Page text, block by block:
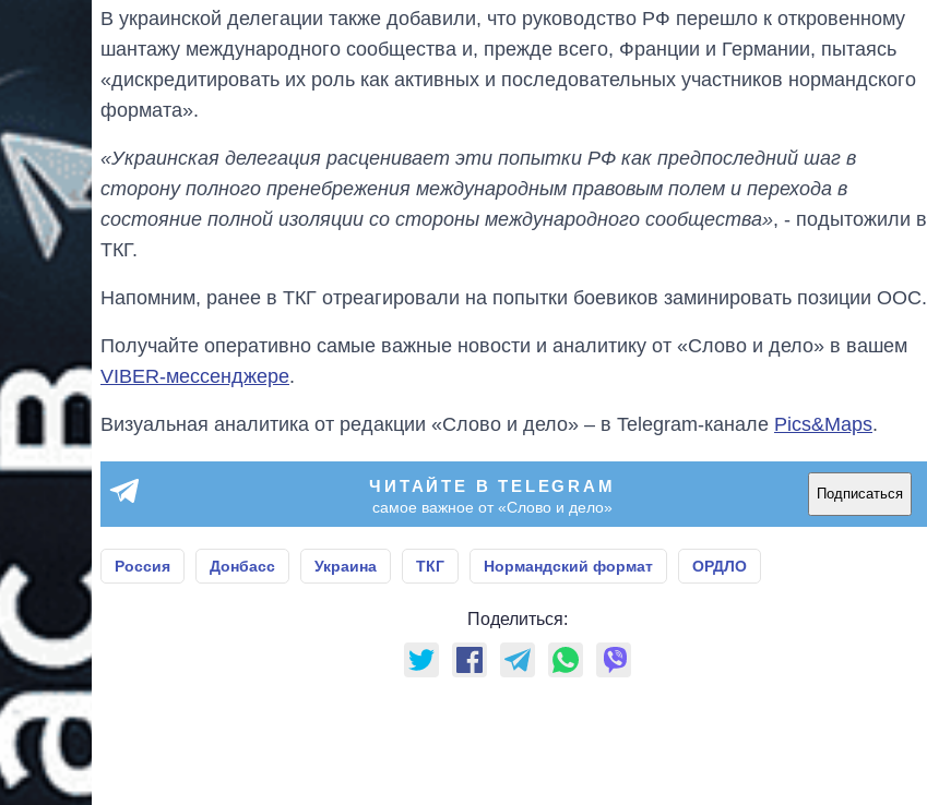
В украинской делегации также добавили, что руководство РФ перешло к откровенному
шантажу международного сообщества и, прежде всего, Франции и Германии, пытаясь
«дискредитировать их роль как активных и последовательных участников нормандского
формата».
«Украинская делегация расценивает эти попытки РФ как предпоследний шаг в
сторону полного пренебрежения международным правовым полем и перехода в
состояние полной изоляции со стороны международного сообщества», - подытожили в
ТКГ.
Напомним, ранее в ТКГ отреагировали на попытки боевиков заминировать позиции ООС.
Получайте оперативно самые важные новости и аналитику от «Слово и дело» в вашем
VIBER-мессенджере.
Визуальная аналитика от редакции «Слово и дело» – в Telegram-канале Pics&Maps.
ЧИТАЙТЕ В TELEGRAM
самое важное от «Слово и дело»
Подписаться
Россия Донбасс Украина ТКГ Нормандский формат ОРДЛО
Поделиться: